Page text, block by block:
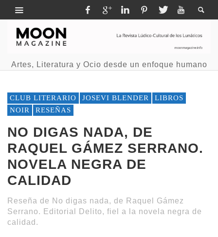
Artes, Literatura y Ocio desde un enfoque humano
CLUB LITERARIO JOSEVI BLENDER
LIBROS
NOIR
RESEÑAS
NO DIGAS NADA, DE
RAQUEL GÁMEZ SERRANO.
NOVELA NEGRA DE
CALIDAD
Reseña de No digas nada, de Raquel Gámez
Serrano. Editorial Delito, fiel a la novela negra de
calidad.